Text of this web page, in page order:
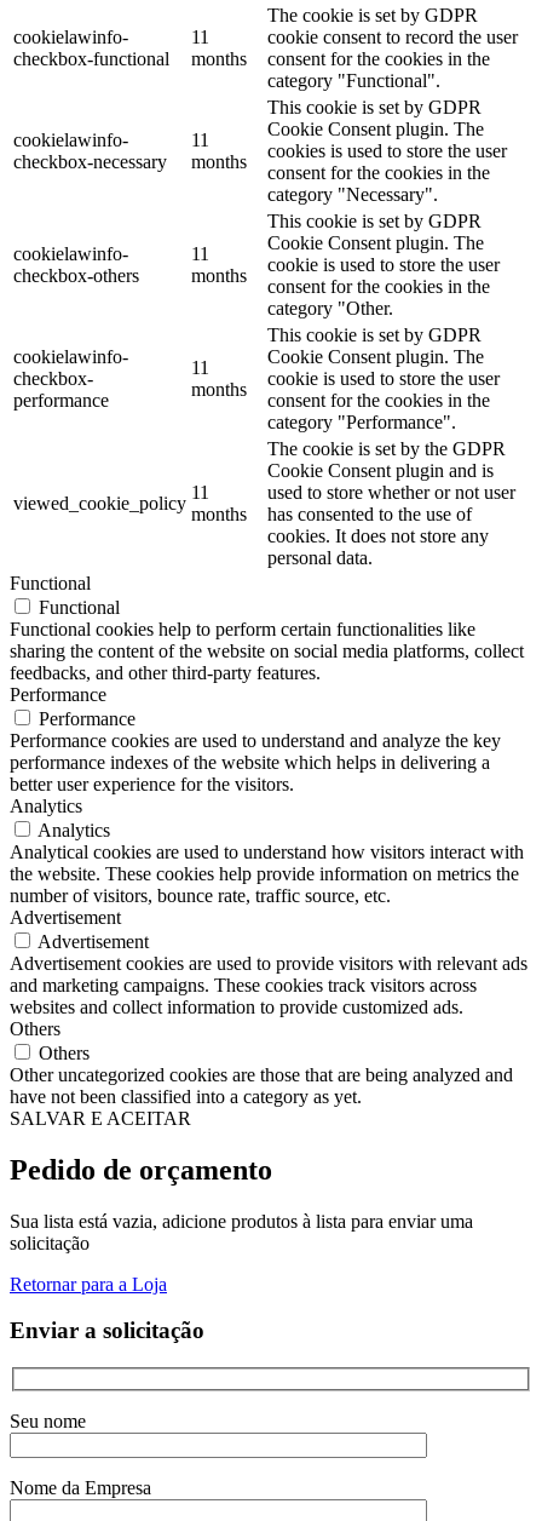
cookielawinfo-
checkbox-functional
11
months
The cookie is set by GDPR
cookie consent to record the user
consent for the cookies in the
category "Functional".
cookielawinfo-
checkbox-necessary
11
months
This cookie is set by GDPR
Cookie Consent plugin. The
cookies is used to store the user
consent for the cookies in the
category "Necessary".
cookielawinfo-
checkbox-others
11
months
This cookie is set by GDPR
Cookie Consent plugin. The
cookie is used to store the user
consent for the cookies in the
category "Other.
cookielawinfo-
checkbox-
performance
11
months
This cookie is set by GDPR
Cookie Consent plugin. The
cookie is used to store the user
consent for the cookies in the
category "Performance".
viewed_cookie_policy
11
months
The cookie is set by the GDPR
Cookie Consent plugin and is
used to store whether or not user
has consented to the use of
cookies. It does not store any
personal data.
Functional
Functional
Functional cookies help to perform certain functionalities like
sharing the content of the website on social media platforms, collect
feedbacks, and other third-party features.
Performance
Performance
Performance cookies are used to understand and analyze the key
performance indexes of the website which helps in delivering a
better user experience for the visitors.
Analytics
Analytics
Analytical cookies are used to understand how visitors interact with
the website. These cookies help provide information on metrics the
number of visitors, bounce rate, traffic source, etc.
Advertisement
Advertisement
Advertisement cookies are used to provide visitors with relevant ads
and marketing campaigns. These cookies track visitors across
websites and collect information to provide customized ads.
Others
Others
Other uncategorized cookies are those that are being analyzed and
have not been classified into a category as yet.
SALVAR E ACEITAR
Pedido de orçamento
Sua lista está vazia, adicione produtos à lista para enviar uma
solicitação
Retornar para a Loja
Enviar a solicitação
Seu nome
Nome da Empresa